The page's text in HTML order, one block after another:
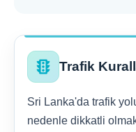
traffic Trafik
Sri Lanka'da trafik
nedenle dikkatli